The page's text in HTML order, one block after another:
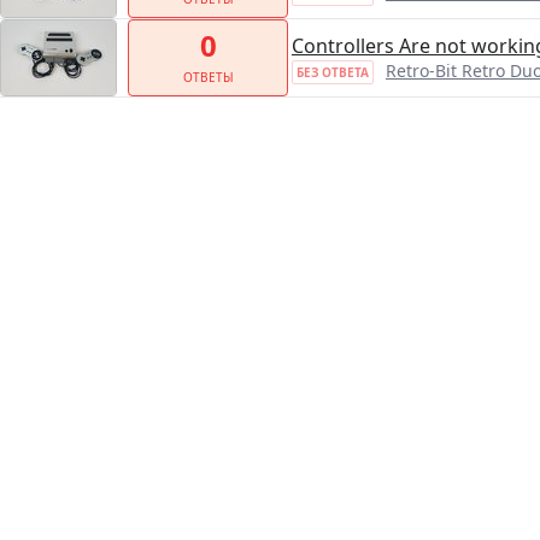
0
ОТВЕТЫ
Controllers Are not
БЕЗ ОТВЕТА Retro-Bit Retro